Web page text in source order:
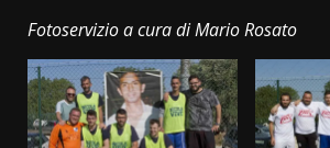
Fotoservizio a cura di Mario Rosato